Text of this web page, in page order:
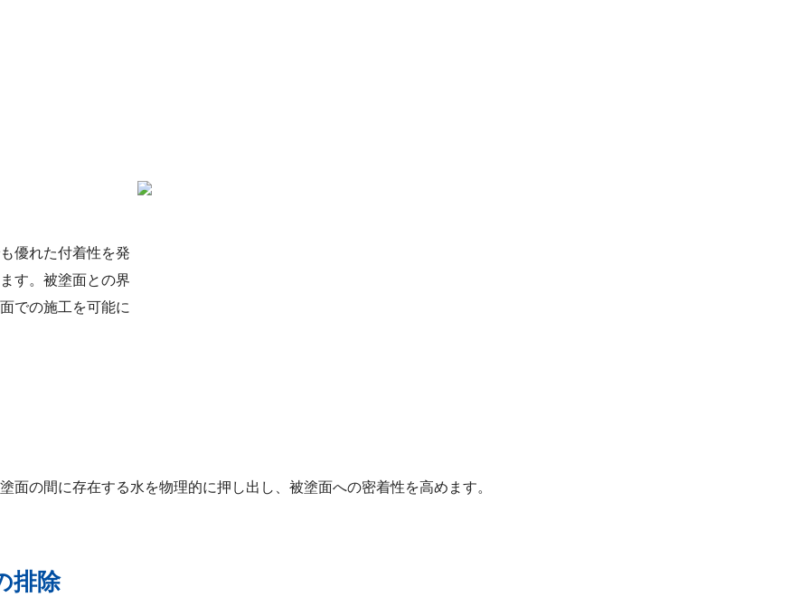
優れた付着性を発
す。被塗面との界
での施工を可能に
の間に存在する水を物理的に押し出し、被塗面への密着性を高めます。
排除